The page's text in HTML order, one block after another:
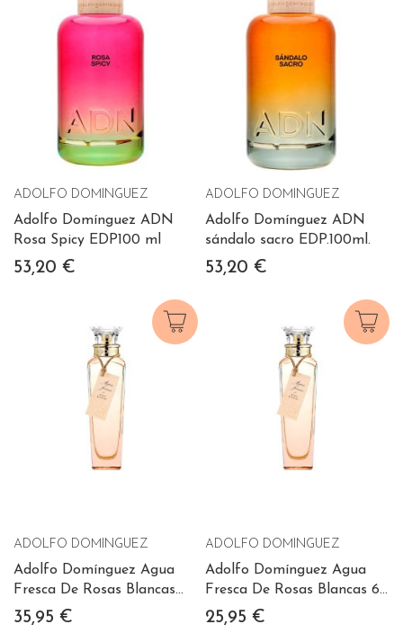
ADOLFO DOMINGUEZ
Adolfo Domínguez ADN
Rosa Spicy EDP100 ml
53,20 €
ADOLFO DOMINGUEZ
Adolfo Domínguez ADN
sándalo sacro EDP.100ml.
53,20 €
ADOLFO DOMINGUEZ
Adolfo Domínguez Agua
Fresca De Rosas Blancas
120 Ml Vaporizador
35,95 €
ADOLFO DOMINGUEZ
Adolfo Domínguez Agua
Fresca De Rosas Blancas 60
ml Vaporizador
25,95 €